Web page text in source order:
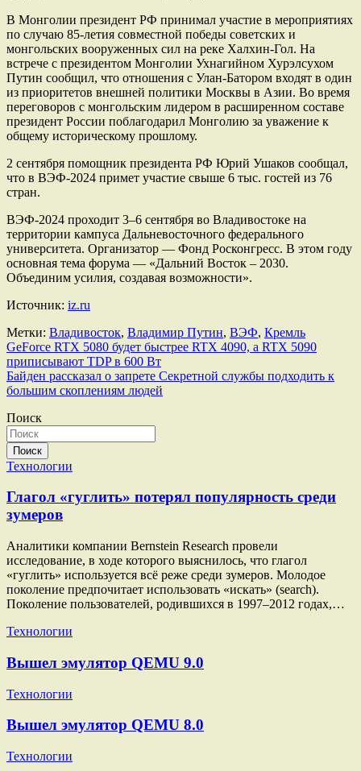
В Монголии президент РФ принимал участие в мероприятиях
по случаю 85-летия совместной победы советских и
монгольских вооруженных сил на реке Халхин-Гол. На
встрече с президентом Монголии Ухнагийном Хурэлсухом
Путин сообщил, что отношения с Улан-Батором входят в один
из приоритетов внешней политики Москвы в Азии. Во время
переговоров с монгольским лидером в расширенном составе
президент России поблагодарил Монголию за уважение к
общему историческому прошлому.
2 сентября помощник президента РФ Юрий Ушаков сообщал,
что в ВЭФ-2024 примет участие свыше 6 тыс. гостей из 76
стран.
ВЭФ-2024 проходит 3–6 сентября во Владивостоке на
территории кампуса Дальневосточного федерального
университета. Организатор — Фонд Росконгресс. В этом году
основная тема форума — «Дальний Восток – 2030.
Объединим усилия, создавая возможности».
Источник: iz.ru
Метки: Владивосток, Владимир Путин, ВЭФ, Кремль
Навигация
по
записям
GeForce RTX 5080 будет быстрее RTX 4090, а RTX 5090
приписывают TDP в 600 Вт
Байден рассказал о запрете Секретной службы подходить к
большим скоплениям людей
Поиск
Поиск
Технологии
Глагол «гуглить» потерял популярность среди
зумеров
Аналитики компании Bernstein Research провели
исследование, в ходе которого выяснилось, что глагол
«гуглить» используется всё реже среди зумеров. Молодое
поколение предпочитает использовать «искать» (search).
Поколение пользователей, родившихся в 1997–2012 годах,…
Технологии
Вышел эмулятор QEMU 9.0
Технологии
Вышел эмулятор QEMU 8.0
Технологии